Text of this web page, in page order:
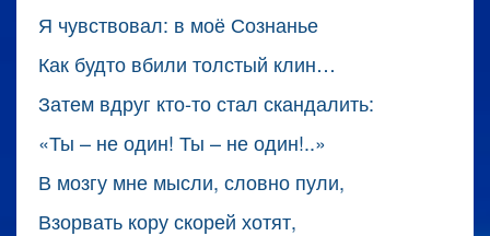
Я чувствовал: в моё Сознанье
Как будто вбили толстый клин…
Затем вдруг кто-то стал скандалить:
«Ты – не один! Ты – не один!..»
В мозгу мне мысли, словно пули,
Взорвать кору скорей хотят,